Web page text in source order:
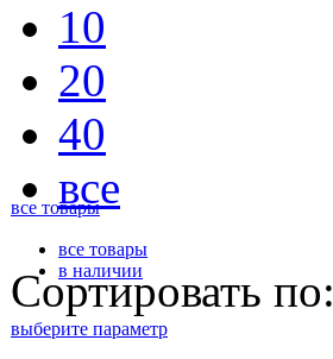
10
20
40
все
все товары
все товары
в наличии
Сортировать по:
выберите параметр